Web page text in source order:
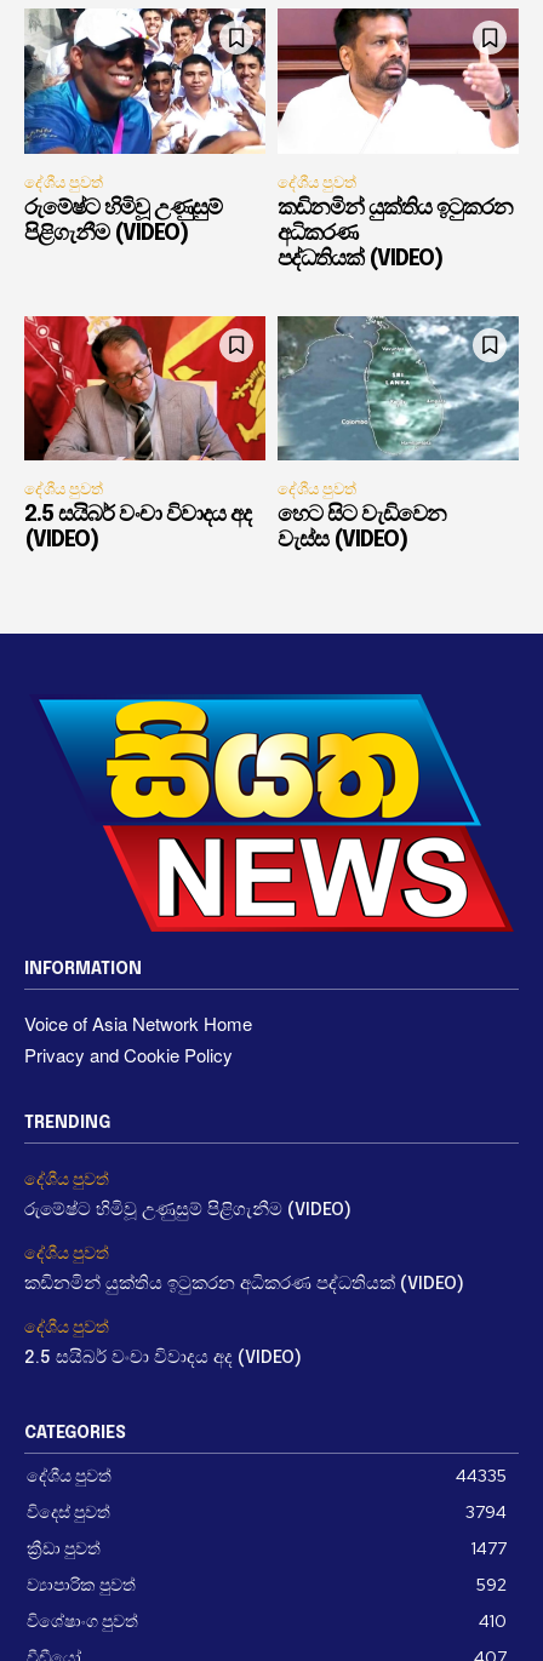
දේශීය පුවත්
රුමේෂ්ට හිමිවූ උණුසුම්
පිළිගැනීම (VIDEO)
දේශීය පුවත්
කඩිනමින් යුක්තිය ඉටුකරන
අධිකරණ
පද්ධතියක් (VIDEO)
දේශීය පුවත්
2.5 සයිබර් වංචා විවාදය අද
(VIDEO)
දේශීය පුවත්
හෙට සිට වැඩිවෙන
වැස්ස (VIDEO)
INFORMATION
Voice of Asia Network Home
Privacy and Cookie Policy
TRENDING
දේශීය පුවත්
රුමේෂ්ට හිමිවූ උණුසුම් පිළිගැනීම (VIDEO)
දේශීය පුවත්
කඩිනමින් යුක්තිය ඉටුකරන අධිකරණ පද්ධතියක් (VIDEO)
දේශීය පුවත්
2.5 සයිබර් වංචා විවාදය අද (VIDEO)
CATEGORIES
දේශීය පුවත්
44335
විදෙස් පුවත්
3794
ක්‍රීඩා පුවත්
1477
ව්‍යාපාරික පුවත්
592
විශේෂාංග පුවත්
410